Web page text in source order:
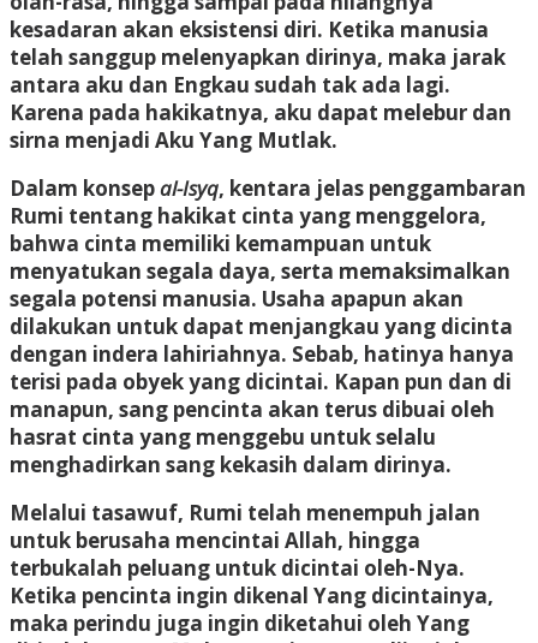
kesadaran akan eksistensi diri. Ketika manusia
telah sanggup melenyapkan dirinya, maka jarak
antara aku dan Engkau sudah tak ada lagi.
Karena pada hakikatnya, aku dapat melebur dan
sirna menjadi Aku Yang Mutlak.
Dalam konsepal-Isyq, kentara jelas penggambaran
Rumi tentang hakikat cinta yang menggelora,
bahwa cinta memiliki kemampuan untuk
menyatukan segala daya, serta memaksimalkan
segala potensi manusia. Usaha apapun akan
dilakukan untuk dapat menjangkau yang dicinta
dengan indera lahiriahnya. Sebab, hatinya hanya
terisi pada obyek yang dicintai. Kapan pun dan di
manapun, sang pencinta akan terus dibuai oleh
hasrat cinta yang menggebu untuk selalu
menghadirkan sang kekasih dalam dirinya.
Melalui tasawuf, Rumi telah menempuh jalan
untuk berusaha mencintai Allah, hingga
terbukalah peluang untuk dicintai oleh-Nya.
Ketika pencinta ingin dikenal Yang dicintainya,
maka perindu juga ingin diketahui oleh Yang